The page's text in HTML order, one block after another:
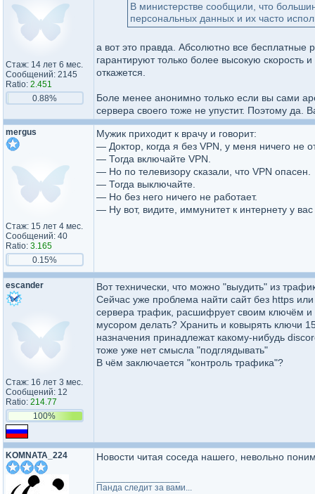
Стаж: 14 лет 6 мес.
Сообщений: 2145
Ratio: 2.451
0.88%
В министерстве сообщили, что
персональных данных и их часто
а вот это правда. Абсолютно все
гарантируют только более высокую скорость
откажется.
Боле менее анонимно только если вы сами
сервера своего тоже не упустит. Поэтому да.
mergus
Стаж: 15 лет 4 мес.
Сообщений: 40
Ratio: 3.165
0.15%
Мужик приходит к врачу и говорит:
— Доктор, когда я без VPN, у меня ничего не
— Тогда включайте VPN.
— Но по телевизору сказали, что VPN опасен.
— Тогда выключайте.
— Но без него ничего не работает.
— Ну вот, видите, иммунитет к интернету у
escander
Стаж: 16 лет 3 мес.
Сообщений: 12
Ratio: 214.77
100%
Вот технически, что можно "выудить" из
Сейчас уже проблема найти сайт без https
сервера трафик, расшифрует своим ключём и
мусором делать? Хранить и ковырять ключи
назначения принадлежат какому-нибудь
тоже уже нет смысла "подглядывать"
В чём заключается "контроль трафика"?
KOMNATA_224 Новости читая соседа нашего, невольно
Панда следит за вами...